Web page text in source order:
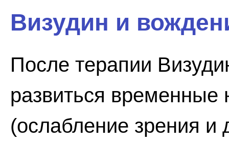
Визудин и
После терапии
развиться временные
(ослабление зрения и